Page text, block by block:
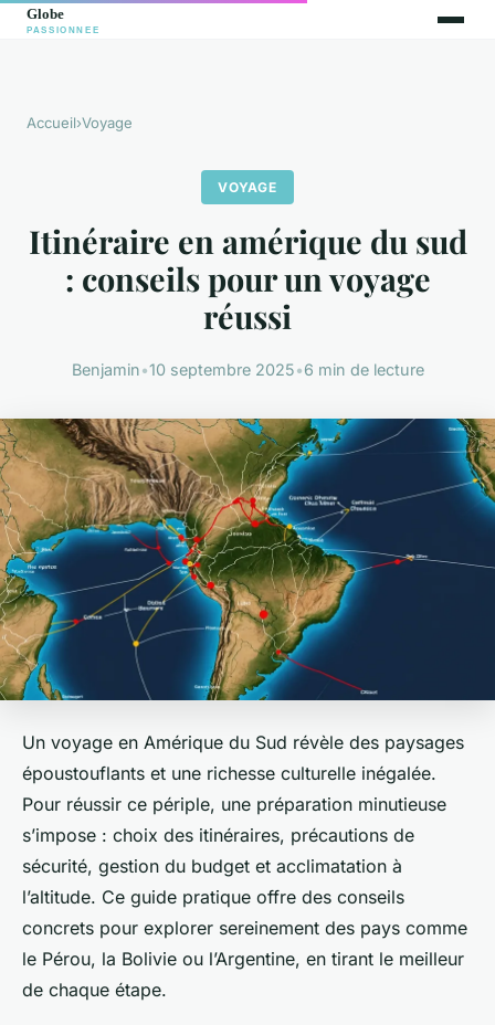
Accueil›Voyage
VOYAGE
Itinéraire en amérique du sud
: conseils pour un voyage
réussi
Benjamin•10 septembre 2025•6 min de lecture
Un voyage en Amérique du Sud révèle des paysages
époustouflants et une richesse culturelle inégalée.
Pour réussir ce périple, une préparation minutieuse
s’impose : choix des itinéraires, précautions de
sécurité, gestion du budget et acclimatation à
l’altitude. Ce guide pratique offre des conseils
concrets pour explorer sereinement des pays comme
le Pérou, la Bolivie ou l’Argentine, en tirant le meilleur
de chaque étape.